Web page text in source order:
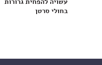
עשויה להפחית גרורות
בחולי סרטן